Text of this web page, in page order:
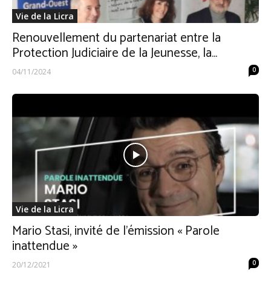
Vie de la Licra
Renouvellement du partenariat entre la
Protection Judiciaire de la Jeunesse, la...
04/11/2024 0
Vie de la Licra
Mario Stasi, invité de l’émission « Parole
inattendue »
20/12/2021 0